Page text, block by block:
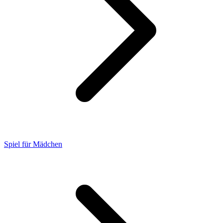
Spiel für Mädchen